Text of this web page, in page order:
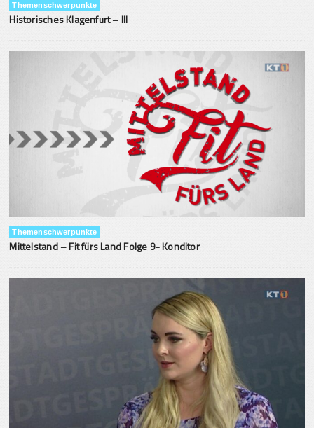
Themenschwerpunkte
Historisches Klagenfurt – III
Themenschwerpunkte
Mittelstand – Fit fürs Land Folge 9- Konditor